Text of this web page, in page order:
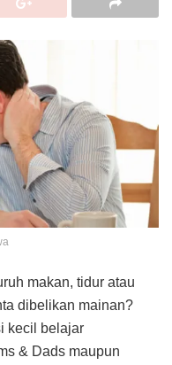
makan, tidur atau
dibelikan mainan?
kecil belajar
& Dads maupun